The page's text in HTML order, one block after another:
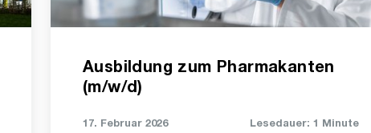
Ausbildung zum Pharmakanten
(m/w/d)
17. Februar 2026 Lesedauer: 1 Minute